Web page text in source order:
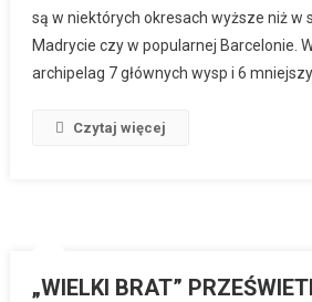
są w niektórych okresach wyższe niż w
Madrycie czy w popularnej Barcelonie.
archipelag 7 głównych wysp i 6
Czytaj więcej
„WIELKI BRAT”